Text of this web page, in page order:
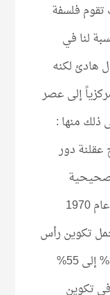
تقوم فلسفة
لنا في
هادئ لكنه
إلى عصر
منها :
دور
المجيدة بقيادة الرئيس حافظ الأسد عام 1970
تكوين رأس
المال الثالث للاقتصاد الوطني من 30% إلى 55%
تكوين